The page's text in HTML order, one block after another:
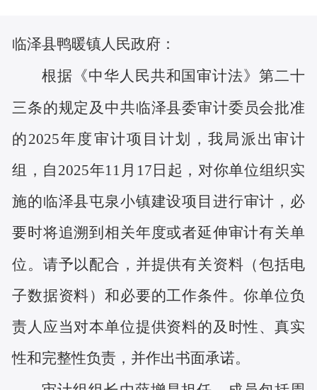
临泽县鸭暖镇人民政府 ：
根据《中华人民共和国审计法》第二十
三条的规定及中共临泽县委审计委员会批准
的2025年度审计项目计划，我局派出审计
组，自 2025年11月17 日起，对你单位组织实
施的临泽县屯泉小镇建设项目进行审计，必
要时将追溯到相关年度或者延伸审计有关单
位。请予以配合，并提供有关资料（包括电
子数据资料）和必要的工作条件。你单位负
责人应当对本单位提供资料的及时性、真实
性和完整性负责，并作出书面承诺。